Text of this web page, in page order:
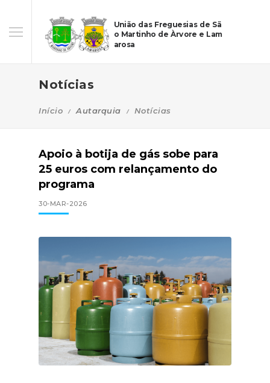
União das Freguesias de Sã
o Martinho de Àrvore e Lam
arosa
Notícias
Início Autarquia Notícias
Apoio à botija de gás sobe para
25 euros com relançamento do
programa
30-MAR-2026